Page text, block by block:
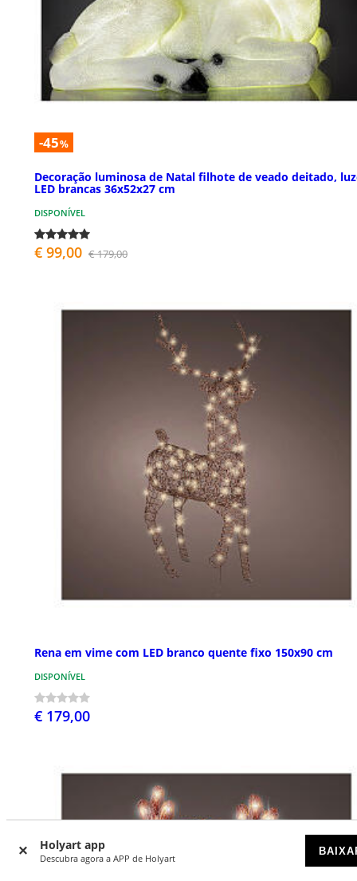
Holyart app
Descubra agora a APP de Holyart
-45%
Decoração luminosa de Natal filhote de veado deitado,
LED brancas 36x52x27 cm
DISPONÍVEL
€ 99,00 € 179,00
Rena em vime com LED branco quente fixo 150x90 cm
DISPONÍVEL
€ 179,00